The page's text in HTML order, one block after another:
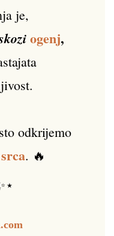
je,
ogenj,
odkrijemo
srca. 🔥